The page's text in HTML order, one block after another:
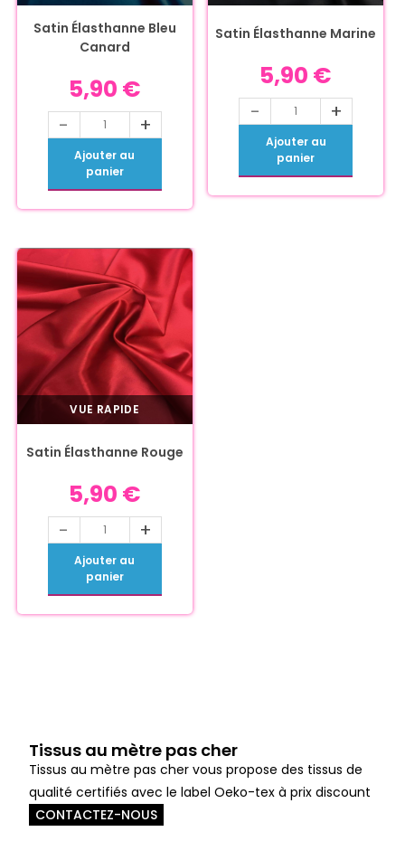
Satin Élasthanne Bleu
Canard
5,90 €
- +
Ajouter au
panier
Satin Élasthanne Marine
5,90 €
- +
Ajouter au
panier
VUE RAPIDE
Satin Élasthanne Rouge
5,90 €
- +
Ajouter au
panier
Tissus au mètre pas cher
Tissus au mètre pas cher vous propose des tissus de
qualité certifiés avec le label Oeko-tex à prix discount
CONTACTEZ-NOUS